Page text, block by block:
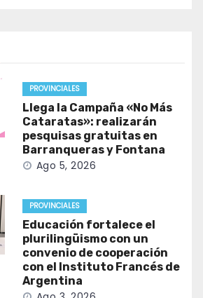
PROVINCIALES
Llega la Campaña «No Más
Cataratas»: realizarán
pesquisas gratuitas en
Barranqueras y Fontana
Ago 5, 2026
PROVINCIALES
Educación fortalece el
plurilingüismo con un
convenio de cooperación
con el Instituto Francés de
Argentina